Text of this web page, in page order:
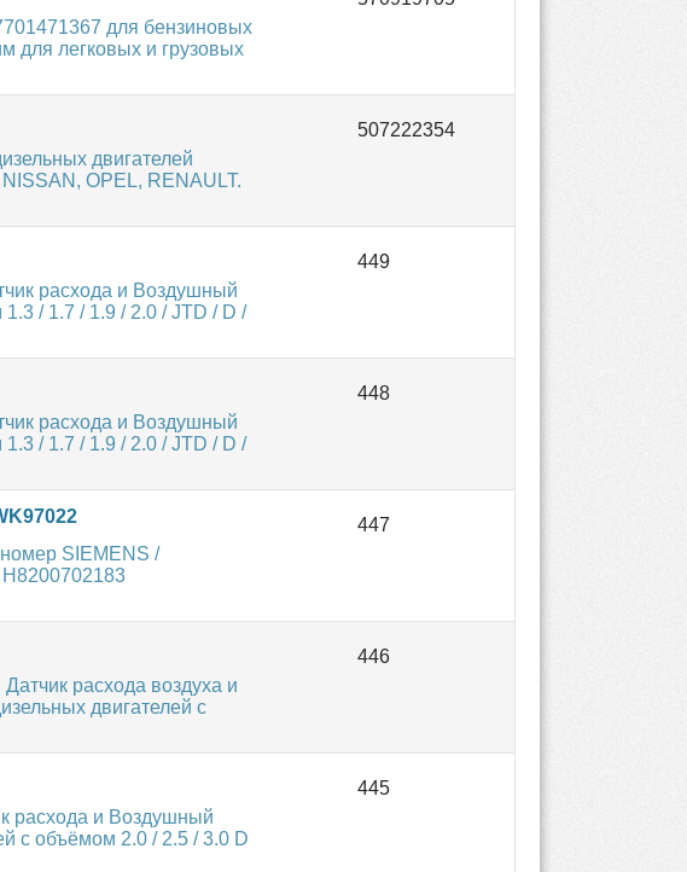
для бензиновых
для легковых и грузовых
двигателей
OPEL, RENAULT.
расхода и Воздушный
/ 1.7 / 1.9 / 2.0 / JTD / D /
расхода и Воздушный
/ 1.7 / 1.9 / 2.0 / JTD / D /
SIEMENS /
расхода воздуха и
двигателей с
расхода и Воздушный
с объёмом 2.0 / 2.5 / 3.0 D